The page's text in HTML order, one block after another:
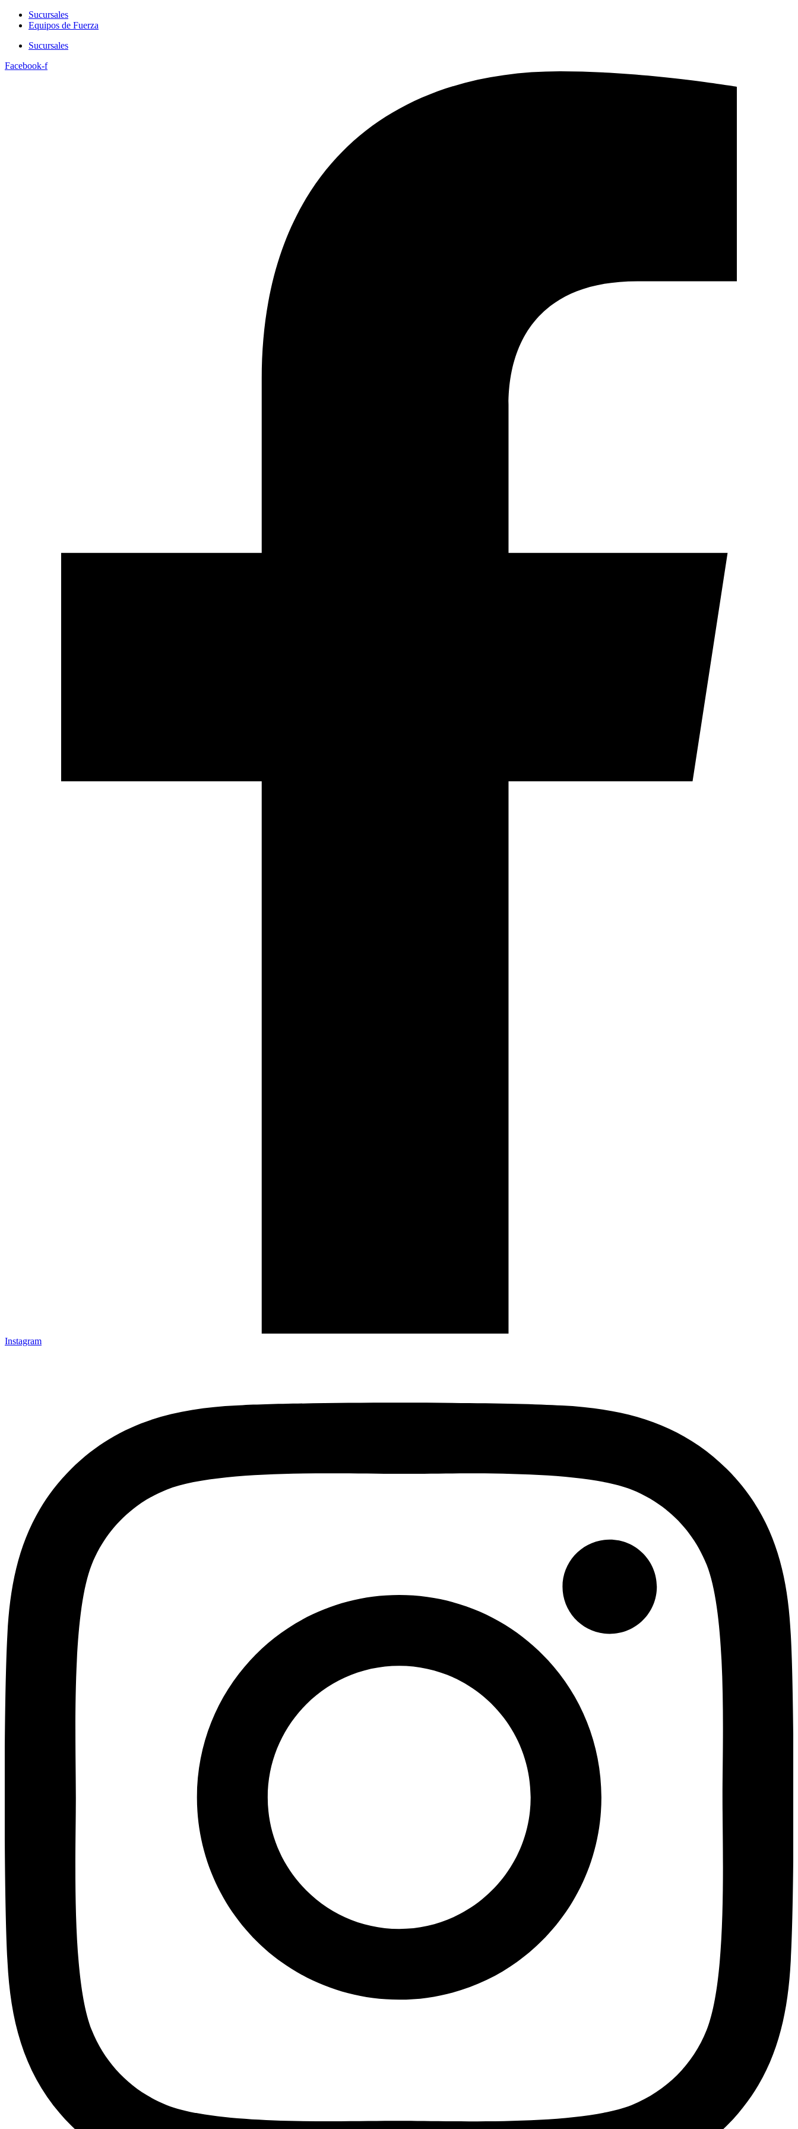
Sucursales
Equipos de Fuerza
Sucursales
Facebook-f
Instagram